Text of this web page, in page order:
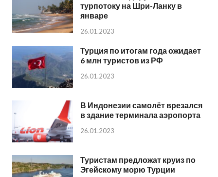
турпотоку на Шри-Ланку в
январе
26.01.2023
Турция по итогам года ожидает
6 млн туристов из РФ
26.01.2023
В Индонезии самолёт врезался
в здание терминала аэропорта
26.01.2023
Туристам предложат круиз по
Эгейскому морю Турции